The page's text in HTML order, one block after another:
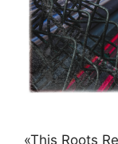
«This Roots